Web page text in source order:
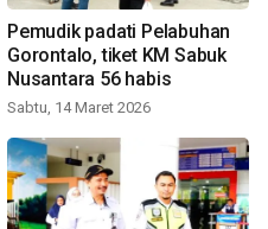
Pemudik padati Pelabuhan
Gorontalo, tiket KM Sabuk
Nusantara 56 habis
Sabtu, 14 Maret 2026